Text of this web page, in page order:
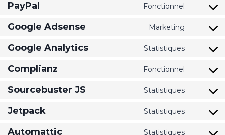
PayPal Fonctionnel
Google Adsense Marketing
Google Analytics Statistiques
Complianz Fonctionnel
Sourcebuster JS Statistiques
Jetpack Statistiques
Automattic Statistiques